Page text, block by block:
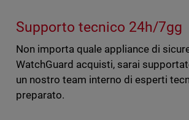
Supporto tecnico 24h/7gg
Non importa quale appliance di
WatchGuard acquisti, sarai
un nostro team interno di esperti
preparato.